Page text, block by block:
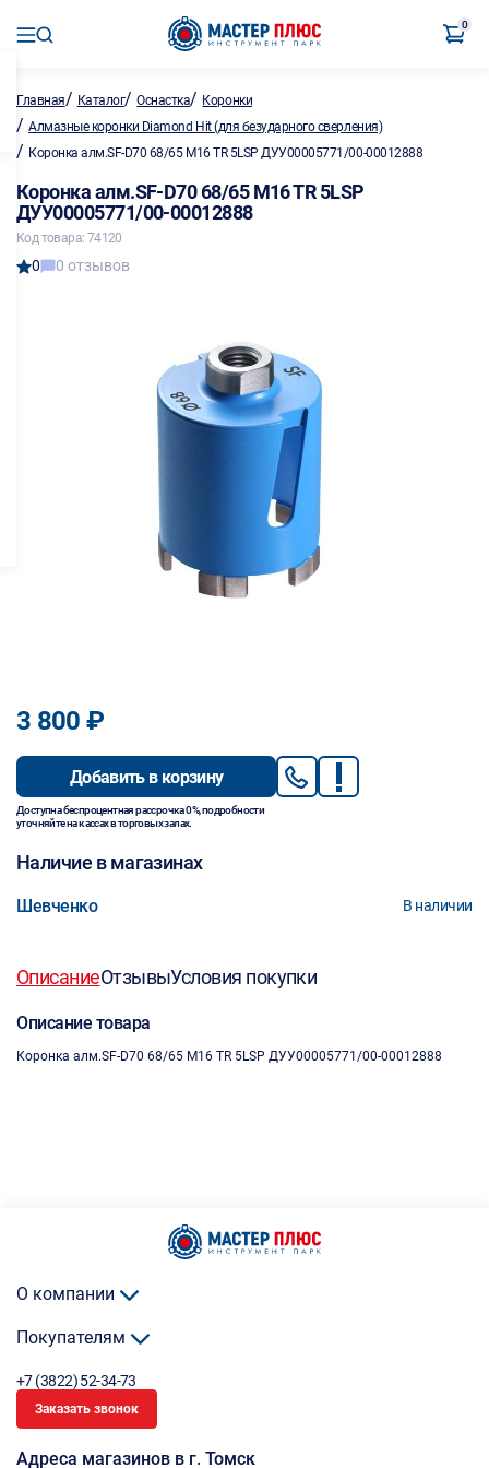
0
Главная/ Каталог/Оснастка/ Коронки
/ Алмазные коронки Diamond Hit (для безударного сверления)
/ Коронка алм.SF-D70 68/65 M16 TR 5LSP ДУУ00005771/00-00012888
Коронка алм.SF-D70 68/65 M16 TR 5LSP
ДУУ00005771/00-00012888
Код товара: 74120
0 0 отзывов
3 800 ₽
Добавить в корзину
Доступна беспроцентная рассрочка 0%, подробности
уточняйте на кассах в торговых залах.
Наличие в магазинах
Шевченко В наличии
ОписаниеОтзывыУсловия покупки
Описание товара
Коронка алм.SF-D70 68/65 M16 TR 5LSP ДУУ00005771/00-00012888
О компании
Покупателям
+7 (3822) 52-34-73
Заказать звонок
Адреса магазинов в г. Томск